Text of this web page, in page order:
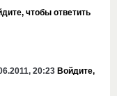
чтобы ответить
20:23 Войдите,